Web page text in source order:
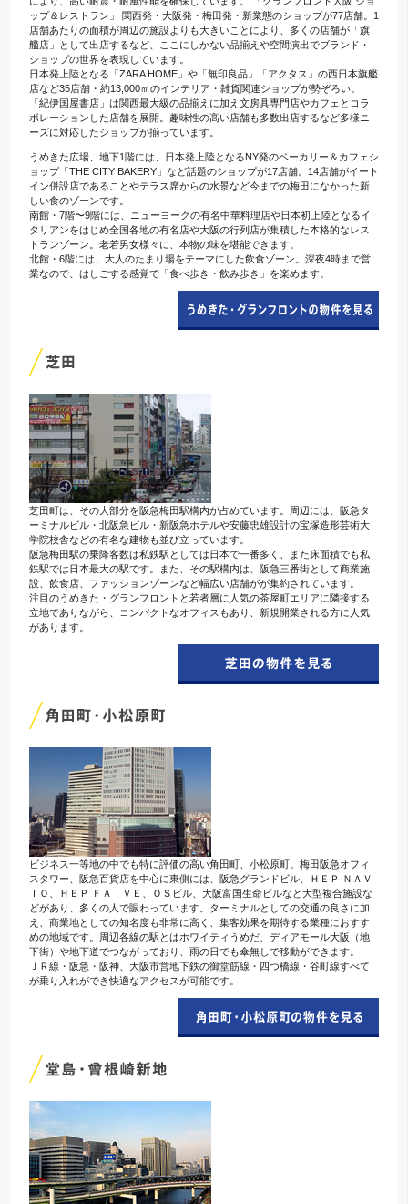
ップ＆レストラン」 関西発・大阪発・梅田発・新業態のショップが77店舗。1
店舗あたりの面積が周辺の施設よりも大きいことにより、多くの店舗が「旗
艦店」として出店するなど、ここにしかない品揃えや空間演出でブランド・
ショップの世界を表現しています。
日本発上陸となる「ZARA HOME」や「無印良品」「アクタス」の西日本旗艦
店など35店舗・約13,000㎡のインテリア・雑貨関連ショップが勢ぞろい。
「紀伊国屋書店」は関西最大級の品揃えに加え文房具専門店やカフェとコラ
ボレーションした店舗を展開。趣味性の高い店舗も多数出店するなど多様ニ
ーズに対応したショップが揃っています。
うめきた広場、地下1階には、日本発上陸となるNY発のベーカリー＆カフェシ
ョップ「THE CITY BAKERY」など話題のショップが17店舗。14店舗がイート
イン併設店であることやテラス席からの水景など今までの梅田になかった新
しい食のゾーンです。
南館・7階〜9階には、ニューヨークの有名中華料理店や日本初上陸となるイ
タリアンをはじめ全国各地の有名店や大阪の行列店が集積した本格的なレス
トランゾーン。老若男女様々に、本物の味を堪能できます。
北館・6階には、大人のたまり場をテーマにした飲食ゾーン。深夜4時まで営
業なので、はしごする感覚で「食べ歩き・飲み歩き」を楽めます。
芝田町は、その大部分を阪急梅田駅構内が占めています。周辺には、阪急タ
ーミナルビル・北阪急ビル・新阪急ホテルや安藤忠雄設計の宝塚造形芸術大
学院校舎などの有名な建物も並び立っています。
阪急梅田駅の乗降客数は私鉄駅としては日本で一番多く、また床面積でも私
鉄駅では日本最大の駅です。また、その駅構内は、阪急三番街として商業施
設、飲食店、ファッションゾーンなど幅広い店舗がが集約されています。
注目のうめきた・グランフロントと若者層に人気の茶屋町エリアに隣接する
立地でありながら、コンパクトなオフィスもあり、新規開業される方に人気
があります。
ビジネス一等地の中でも特に評価の高い角田町、小松原町。梅田阪急オフィ
スタワー、阪急百貨店を中心に東側には、阪急グランドビル、ＨＥＰ ＮＡＶ
ＩＯ、ＨＥＰ ＦＡＩＶＥ、ＯＳビル、大阪富国生命ビルなど大型複合施設な
どがあり、多くの人で賑わっています。ターミナルとしての交通の良さに加
え、商業地としての知名度も非常に高く、集客効果を期待する業種におすす
めの地域です。周辺各線の駅とはホワイティうめだ、ディアモール大阪（地
下街）や地下道でつながっており、雨の日でも傘無しで移動ができます。
ＪＲ線・阪急・阪神、大阪市営地下鉄の御堂筋線・四つ橋線・谷町線すべて
が乗り入れができ快適なアクセスが可能です。